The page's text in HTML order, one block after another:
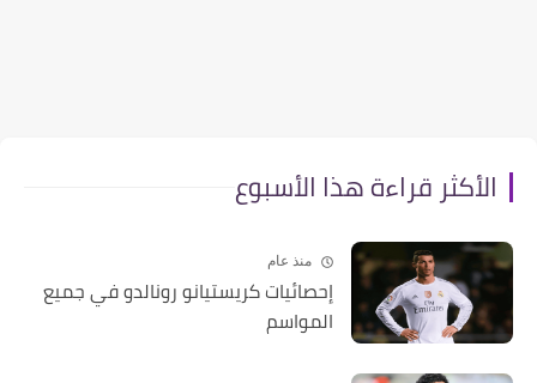
الأكثر قراءة هذا الأسبوع
منذ عام
إحصائيات كريستيانو رونالدو في جميع
المواسم